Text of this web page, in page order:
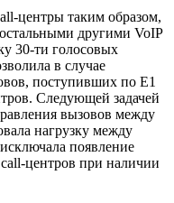
центры таким образом,
другими VoIP
30-ти голосовых
в случае
поступивших по Е1
Следующей задачей
вызовов между
нагрузку между
появление
центров при наличии